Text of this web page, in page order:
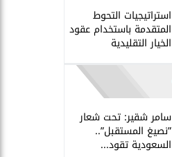
استراتيجيات التحوط
المتقدمة باستخدام عقود
الخيار التقليدية
سامر شقير: تحت شعار
”نصيغ المستقبل”..
السعودية تقود...